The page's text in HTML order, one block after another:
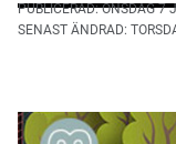
PUBLICERAD: ONSDAG 7
SENAST ÄNDRAD: